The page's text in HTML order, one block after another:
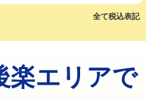
） 11,000円~
66,000円
33,000円
+3,300円
全て税込表記
楽エリアで